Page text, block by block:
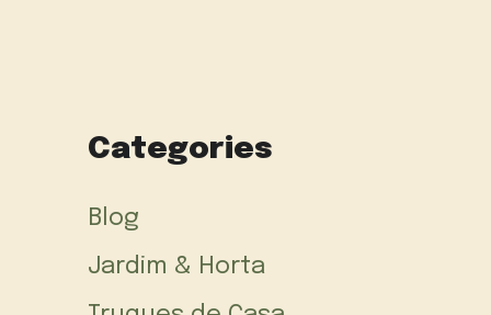
Categories
Blog
Jardim & Horta